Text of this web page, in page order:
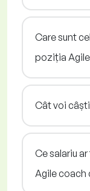
Care sunt
poziția
Cât voi
Ce salariu
Agile coach